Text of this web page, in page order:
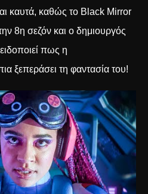
καυτά, καθώς το Black Mirror
8η σεζόν και ο δημιουργός
πως η
ξεπεράσει τη φαντασία του!